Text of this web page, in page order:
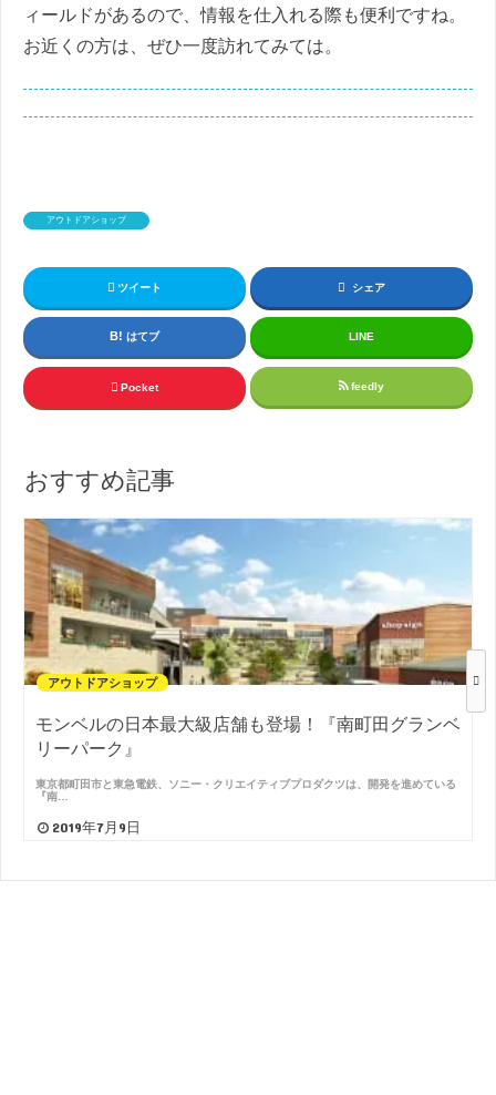
ィールドがあるので、情報を仕入れる際も便利ですね。
お近くの方は、ぜひ一度訪れてみては。
アウトドアショップ
ツイート シェア
はてブ LINE
Pocket feedly
おすすめ記事
アウトドアショップ
モンベルの日本最大級店舗も登場！『南町田グランベ
リーパーク』
東京都町田市と東急電鉄、ソニー・クリエイティブプロダクツは、開発を進めている
『南…
2019年7月9日